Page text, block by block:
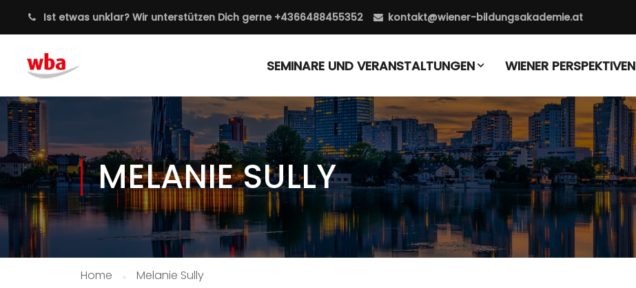
Ist etwas unklar? Wir unterstützen Dich gerne+4366488455352 kontakt@wiener-bildungsakademie.at
SEMINARE UND VERANSTALTUNGEN WIENER PERSPEKTIVEN
MELANIE SULLY
Home Melanie Sully